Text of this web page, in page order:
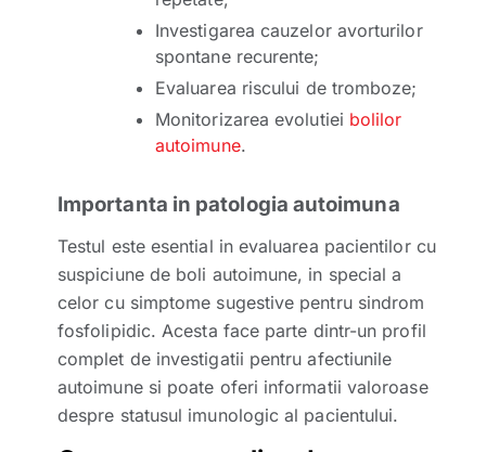
Investigarea cauzelor avorturilor
spontane recurente;
Evaluarea riscului de tromboze;
Monitorizarea evolutiei bolilor
autoimune.
Importanta in patologia autoimuna
Testul este esential in evaluarea pacientilor cu
suspiciune de boli autoimune, in special a
celor cu simptome sugestive pentru sindrom
fosfolipidic. Acesta face parte dintr-un profil
complet de investigatii pentru afectiunile
autoimune si poate oferi informatii valoroase
despre statusul imunologic al pacientului.